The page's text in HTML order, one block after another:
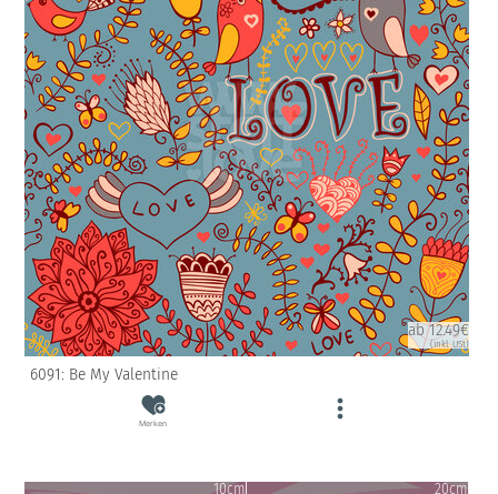
ab 12.49€
(inkl. USt)
6091: Be My Valentine
Merken
10cm 20cm